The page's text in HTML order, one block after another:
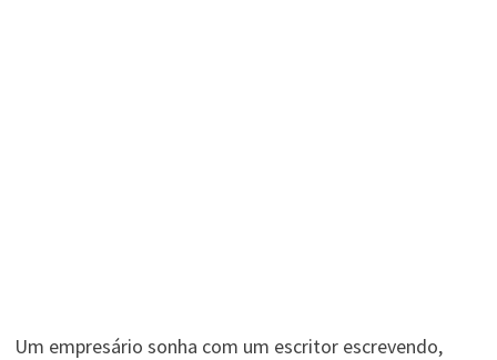
Um empresário sonha com um escritor escrevendo,